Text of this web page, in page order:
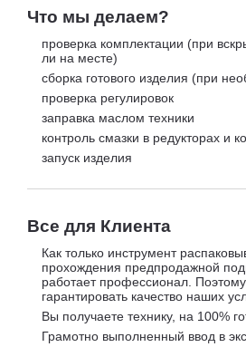
Что мы делаем?
проверка комплектации (при
ли на месте)
сборка готового изделия (при
проверка регулировок
заправка маслом техники
контроль смазки в редукторах и
запуск изделия
Все для Клиента
Как только инструмент
прохождения предпродажной
работает профессионал.
гарантировать качество наших
Вы получаете технику, на 100%
Грамотно выполненный ввод в